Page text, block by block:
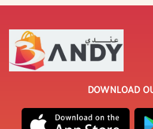
DOWNLOAD